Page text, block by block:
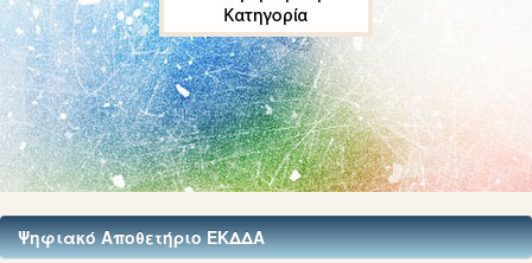
Ψηφιακό Αποθετήριο ΕΚΔΔΑ